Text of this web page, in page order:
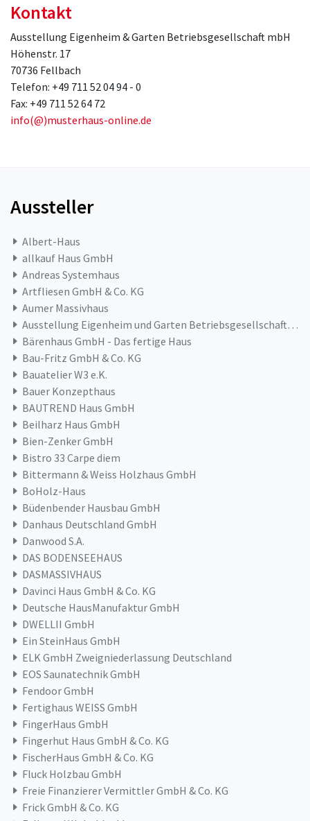
Kontakt
Ausstellung Eigenheim & Garten Betriebsgesellschaft mbH
Höhenstr. 17
70736 Fellbach
Telefon: +49 711 52 04 94 - 0
Fax: +49 711 52 64 72
info(@)musterhaus-online.de
Aussteller
Albert-Haus
allkauf Haus GmbH
Andreas Systemhaus
Artfliesen GmbH & Co. KG
Aumer Massivhaus
Ausstellung Eigenheim und Garten Betriebsgesellschaft mbH
Bärenhaus GmbH - Das fertige Haus
Bau-Fritz GmbH & Co. KG
Bauatelier W3 e.K.
Bauer Konzepthaus
BAUTREND Haus GmbH
Beilharz Haus GmbH
Bien-Zenker GmbH
Bistro 33 Carpe diem
Bittermann & Weiss Holzhaus GmbH
BoHolz-Haus
Büdenbender Hausbau GmbH
Danhaus Deutschland GmbH
Danwood S.A.
DAS BODENSEEHAUS
DASMASSIVHAUS
Davinci Haus GmbH & Co. KG
Deutsche HausManufaktur GmbH
DWELLII GmbH
Ein SteinHaus GmbH
ELK GmbH Zweigniederlassung Deutschland
EOS Saunatechnik GmbH
Fendoor GmbH
Fertighaus WEISS GmbH
FingerHaus GmbH
Fingerhut Haus GmbH & Co. KG
FischerHaus GmbH & Co. KG
Fluck Holzbau GmbH
Freie Finanzierer Vermittler GmbH & Co. KG
Frick GmbH & Co. KG